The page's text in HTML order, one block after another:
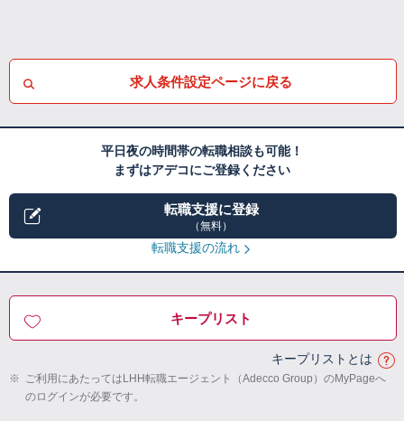
求人条件設定ページに戻る
平日夜の時間帯の転職相談も可能！
まずはアデコにご登録ください
転職支援に登録
（無料）
転職支援の流れ
キープリスト
キープリストとは
※ ご利用にあたってはLHH転職エージェント（Adecco Group）のMyPageへ
のログインが必要です。